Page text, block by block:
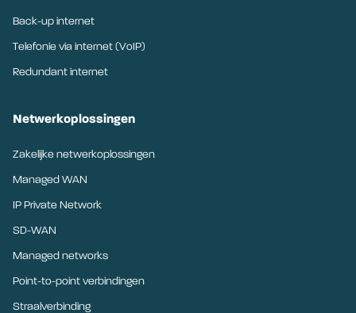
Back-up internet
Telefonie via internet (VoIP)
Redundant internet
Netwerkoplossingen
Zakelijke netwerkoplossingen
Managed WAN
IP Private Network
SD-WAN
Managed networks
Point-to-point verbindingen
Straalverbinding